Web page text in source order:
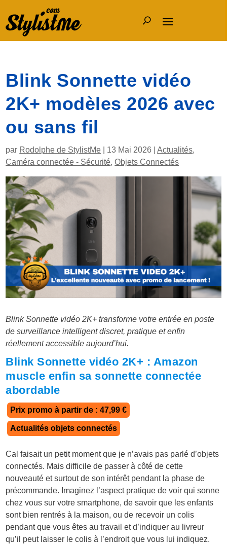
Blink Sonnette vidéo
2K+ modèles 2026 avec
ou sans fil
par Rodolphe de StylistMe 13 Mai 2026 |Actualités,
Caméra connectée - Sécurité,Objets Connectés
Blink Sonnette vidéo 2K+ transforme votre entrée en poste
de surveillance intelligent discret, pratique et enfin
réellement accessible aujourd’hui.
Blink Sonnette vidéo 2K+ : Amazon
muscle enfin sa sonnette connectée
abordable
Prix promo à partir de : 47,99 €
Actualités objets connectés
Cal faisait un petit moment que je n’avais pas parlé d’objets
connectés. Mais difficile de passer à côté de cette
nouveauté et surtout de son intérêt pendant la phase de
précommande. Imaginez l’aspect pratique de voir qui sonne
chez vous sur votre smartphone, de savoir que les enfants
sont bien rentrés à la maison, ou de recevoir un colis
pendant que vous êtes au travail et d’indiquer au livreur
qu’il peut laisser le colis à l’endroit que vous lui indiquez.